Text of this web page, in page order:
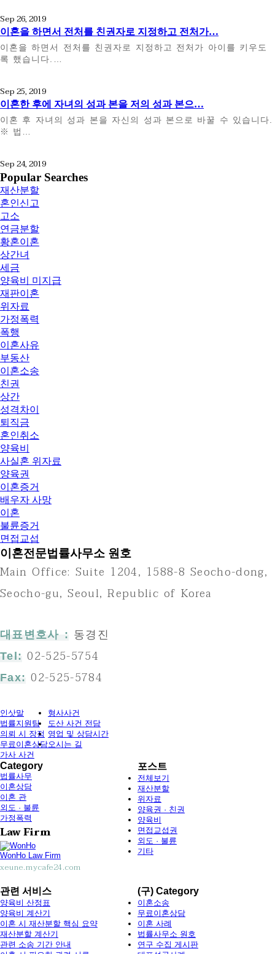
Sep 26, 2019
이혼을 하면서 전처를 친권자로 지정하고 전처가…
이혼을 하면서 전처를 친권자로 지정하고 전처가 아이를 키우도
록 했습니다.…
Sep 25, 2019
이혼한 후에 자녀의 성과 본을 저의 성과 본으…
이혼 후 자녀의 성과 본을 자신의 성과 본으로 바꿀 수 있습니다.
※ 법…
Sep 24, 2019
Popular Searches
재산분할
혼인신고
고소
연금분할
황혼이혼
상간녀
세금
양육비 미지급
재판이혼
위자료
가정폭력
폭행
이혼사유
부동산
이혼소송
친권
상간
성격차이
퇴직금
혼인취소
양육비
사실혼 위자료
양육권
이혼증거
배우자 사망
이혼
불륜증거
면접교섭
이혼전문법률사무소 원호
Main Office: Suite 1204, 1588-8 Seocho-dong,
Seocho-gu, Seoul, Republic of Korea
대표변호사 : 동경진
Tel: 02-525-5754
Fax: 02-525-5784
인삿말
법률지원팀
의뢰 시 장점
무료이혼상담
가사 사건
형사사건
도산 사건 전담
영업 및 상담시간
오시는 길
Category
법률사무
이혼상담
이혼 관
외도 · 불륜
가정폭력
Law Firm
WonHo Law Firm
xeune.mycafe24.com
포스트
전체보기
재산분할
위자료
양육권 · 친권
양육비
면접교섭권
외도 · 불륜
기타
관련 서비스
양육비 산정표
양육비 계산기
이혼 시 재산분할 핵심 요약
재산분할 계산기
관련 소송 기간 안내
(구) Category
이혼소송
무료이혼상담
이혼 사례
법률사무소 원호
연구 수집 게시판